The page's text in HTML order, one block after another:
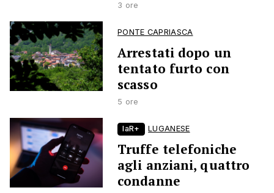
3 ore
PONTE CAPRIASCA
Arrestati dopo un
tentato furto con
scasso
5 ore
laR+ LUGANESE
Truffe telefoniche
agli anziani, quattro
condanne